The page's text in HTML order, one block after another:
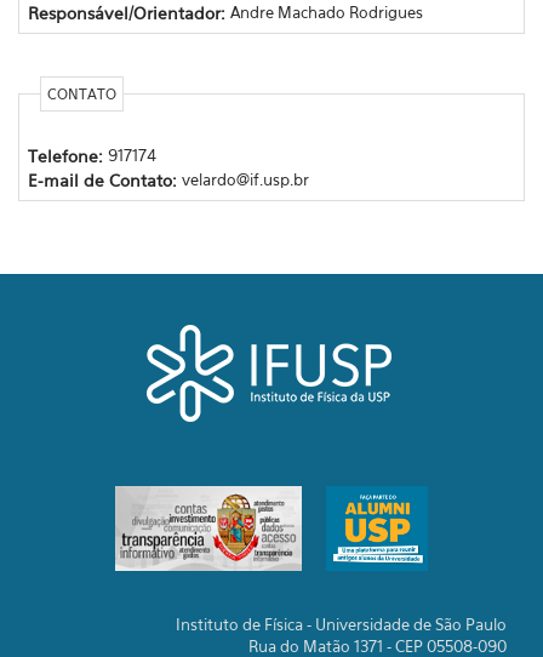
Responsável/Orientador: Andre Machado Rodrigues
CONTATO
Telefone: 917174
E-mail de Contato: velardo@if.usp.br
Instituto de Física - Universidade de São Paulo
Rua do Matão 1371 - CEP 05508-090